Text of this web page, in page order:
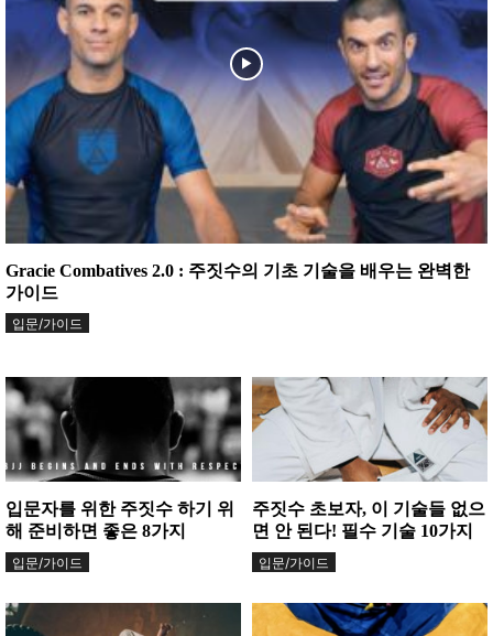
Gracie Combatives 2.0 : 주짓수의 기초 기술을 배우는 완벽한
가이드
입문/가이드
입문자를 위한 주짓수 하기 위
해 준비하면 좋은 8가지
입문/가이드
주짓수 초보자, 이 기술들 없으
면 안 된다! 필수 기술 10가지
입문/가이드